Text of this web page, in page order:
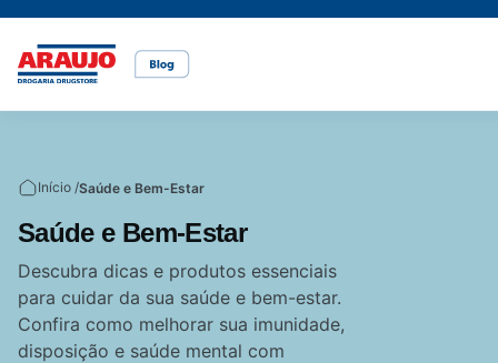
Cuidados com o pet
Rações
Cuidados com a pele
Cuidados com o cabelo
Alimentação
Dicas de cuidados
Alimentação saudável
Bem-estar
Canetas para obesidade
Início /Saúde e Bem-Estar
Saúde e Bem-Estar
Descubra dicas e produtos essenciais
para cuidar da sua saúde e bem-estar.
Confira como melhorar sua imunidade,
disposição e saúde mental com